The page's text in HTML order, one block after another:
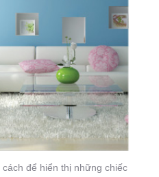
để hiển thị những chiếc